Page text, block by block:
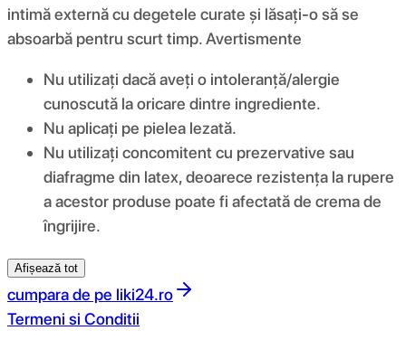
intimă externă cu degetele curate și lăsați-o să se
absoarbă pentru scurt timp. Avertismente
Nu utilizați dacă aveți o intoleranță/alergie
cunoscută la oricare dintre ingrediente.
Nu aplicați pe pielea lezată.
Nu utilizați concomitent cu prezervative sau
diafragme din latex, deoarece rezistența la rupere
a acestor produse poate fi afectată de crema de
îngrijire.
Afișează tot
cumpara de pe liki24.ro
Termeni si Conditii